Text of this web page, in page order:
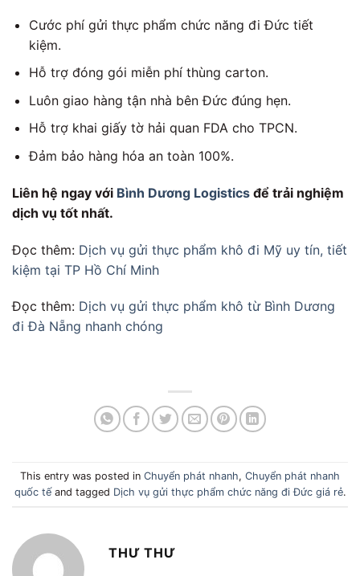
Cước phí gửi thực phẩm chức năng đi Đức tiết
kiệm.
Hỗ trợ đóng gói miễn phí thùng carton.
Luôn giao hàng tận nhà bên Đức đúng hẹn.
Hỗ trợ khai giấy tờ hải quan FDA cho TPCN.
Đảm bảo hàng hóa an toàn 100%.
Liên hệ ngay với Bình Dương Logistics để trải nghiệm
dịch vụ tốt nhất.
Đọc thêm: Dịch vụ gửi thực phẩm khô đi Mỹ uy tín, tiết
kiệm tại TP Hồ Chí Minh
Đọc thêm: Dịch vụ gửi thực phẩm khô từ Bình Dương
đi Đà Nẵng nhanh chóng
This entry was posted in Chuyển phát nhanh, Chuyển phát nhanh
quốc tếand tagged Dịch vụ gửi thực phẩm chức năng đi Đức giá rẻ.
THƯ THƯ